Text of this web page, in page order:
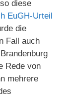
diese
EuGH-Urteil
die
Fall auch
Rede von
mehrere